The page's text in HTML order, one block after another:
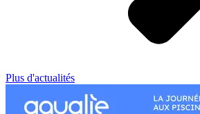
Plus d'actualités